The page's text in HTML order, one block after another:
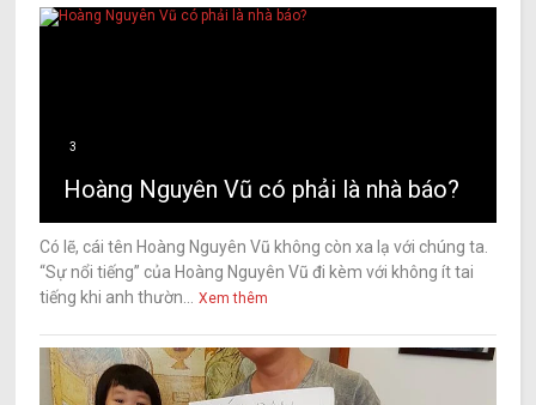
3
Hoàng Nguyên Vũ có phải là nhà báo?
Có lẽ, cái tên Hoàng Nguyên Vũ không còn xa lạ với chúng ta.
“Sự nổi tiếng” của Hoàng Nguyên Vũ đi kèm với không ít tai
tiếng khi anh thườn...
Xem thêm